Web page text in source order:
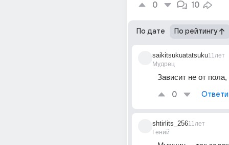
0 10
По дате По рейтингу
saikitsukuatatsuku
Мудрец
11лет
Зависит не от
0
shtirlits_256
Гений
11лет